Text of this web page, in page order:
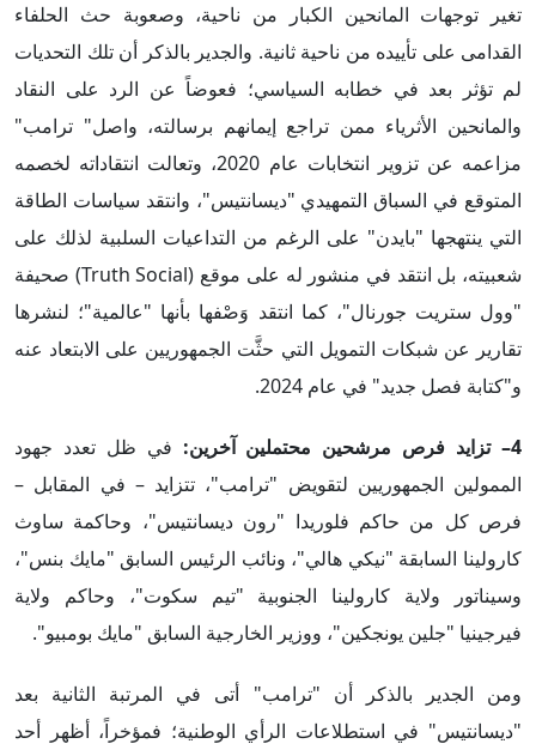
تغير توجهات المانحين الكبار من ناحية، وصعوبة حث الحلفاء
القدامى على تأييده من ناحية ثانية. والجدير بالذكر أن تلك التحديات
لم تؤثر بعد في خطابه السياسي؛ فعوضاً عن الرد على النقاد
والمانحين الأثرياء ممن تراجع إيمانهم برسالته، واصل" ترامب"
مزاعمه عن تزوير انتخابات عام 2020، وتعالت انتقاداته لخصمه
المتوقع في السباق التمهيدي "ديسانتيس"، وانتقد سياسات الطاقة
التي ينتهجها "بايدن" على الرغم من التداعيات السلبية لذلك على
شعبيته، بل انتقد في منشور له على موقع (Truth Social) صحيفة
"وول ستريت جورنال"، كما انتقد وَصْفها بأنها "عالمية"؛ لنشرها
تقارير عن شبكات التمويل التي حثَّت الجمهوريين على الابتعاد عنه
و"كتابة فصل جديد" في عام 2024.
4– تزايد فرص مرشحين محتملين آخرين:
في ظل تعدد جهود
الممولين الجمهوريين لتقويض "ترامب"، تتزايد – في المقابل –
فرص كل من حاكم فلوريدا "رون ديسانتيس"، وحاكمة ساوث
كارولينا السابقة "نيكي هالي"، ونائب الرئيس السابق "مايك بنس"،
وسيناتور ولاية كارولينا الجنوبية "تيم سكوت"، وحاكم ولاية
فيرجينيا "جلين يونجكين"، ووزير الخارجية السابق "مايك بومبيو".
ومن الجدير بالذكر أن "ترامب" أتى في المرتبة الثانية بعد
"ديسانتيس" في استطلاعات الرأي الوطنية؛ فمؤخراً، أظهر أحد